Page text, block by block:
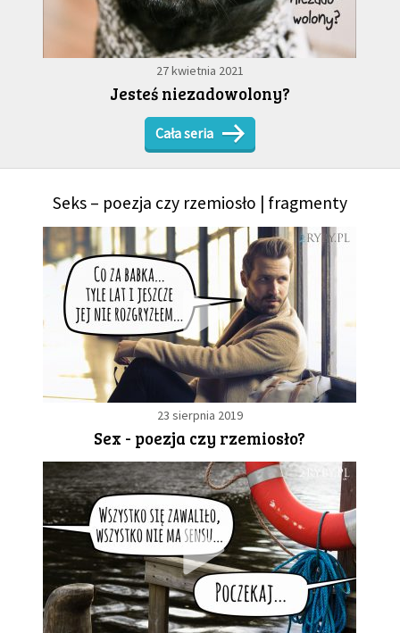
27 kwietnia 2021
Jesteś niezadowolony?
Cała seria
Seks – poezja czy rzemiosło | fragmenty
23 sierpnia 2019
Sex - poezja czy rzemiosło?